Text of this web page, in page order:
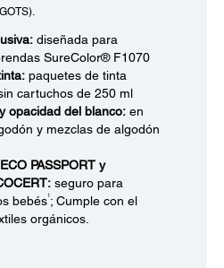
diseñada para
SureColor® F1070
paquetes de tinta
cartuchos de 250 ml
opacidad del blanco: en
y mezclas de algodón
PASSPORT y
seguro para
bebés1 ; Cumple con el
orgánicos.